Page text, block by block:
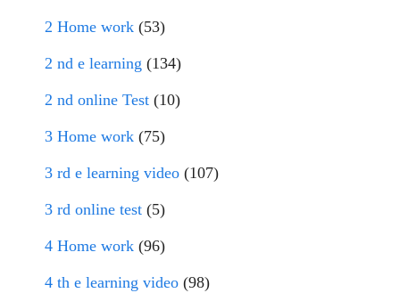
2 Home work (53)
2 nd e learning (134)
2 nd online Test (10)
3 Home work (75)
3 rd e learning video (107)
3 rd online test (5)
4 Home work (96)
4 th e learning video (98)